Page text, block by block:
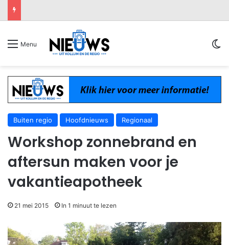
Menu
Buiten regio Hoofdnieuws Regionaal
Workshop zonnebrand en
aftersun maken voor je
vakantieapotheek
21 mei 2015 In 1 minuut te lezen